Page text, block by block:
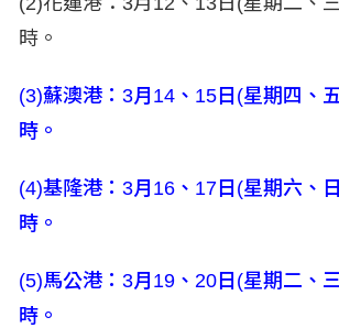
時。
(3)蘇澳港：3月14、15日(星期四、
時。
(4)基隆港：3月16、17日(星期六、
時。
(5)馬公港：3月19、20日(星期二、
時。